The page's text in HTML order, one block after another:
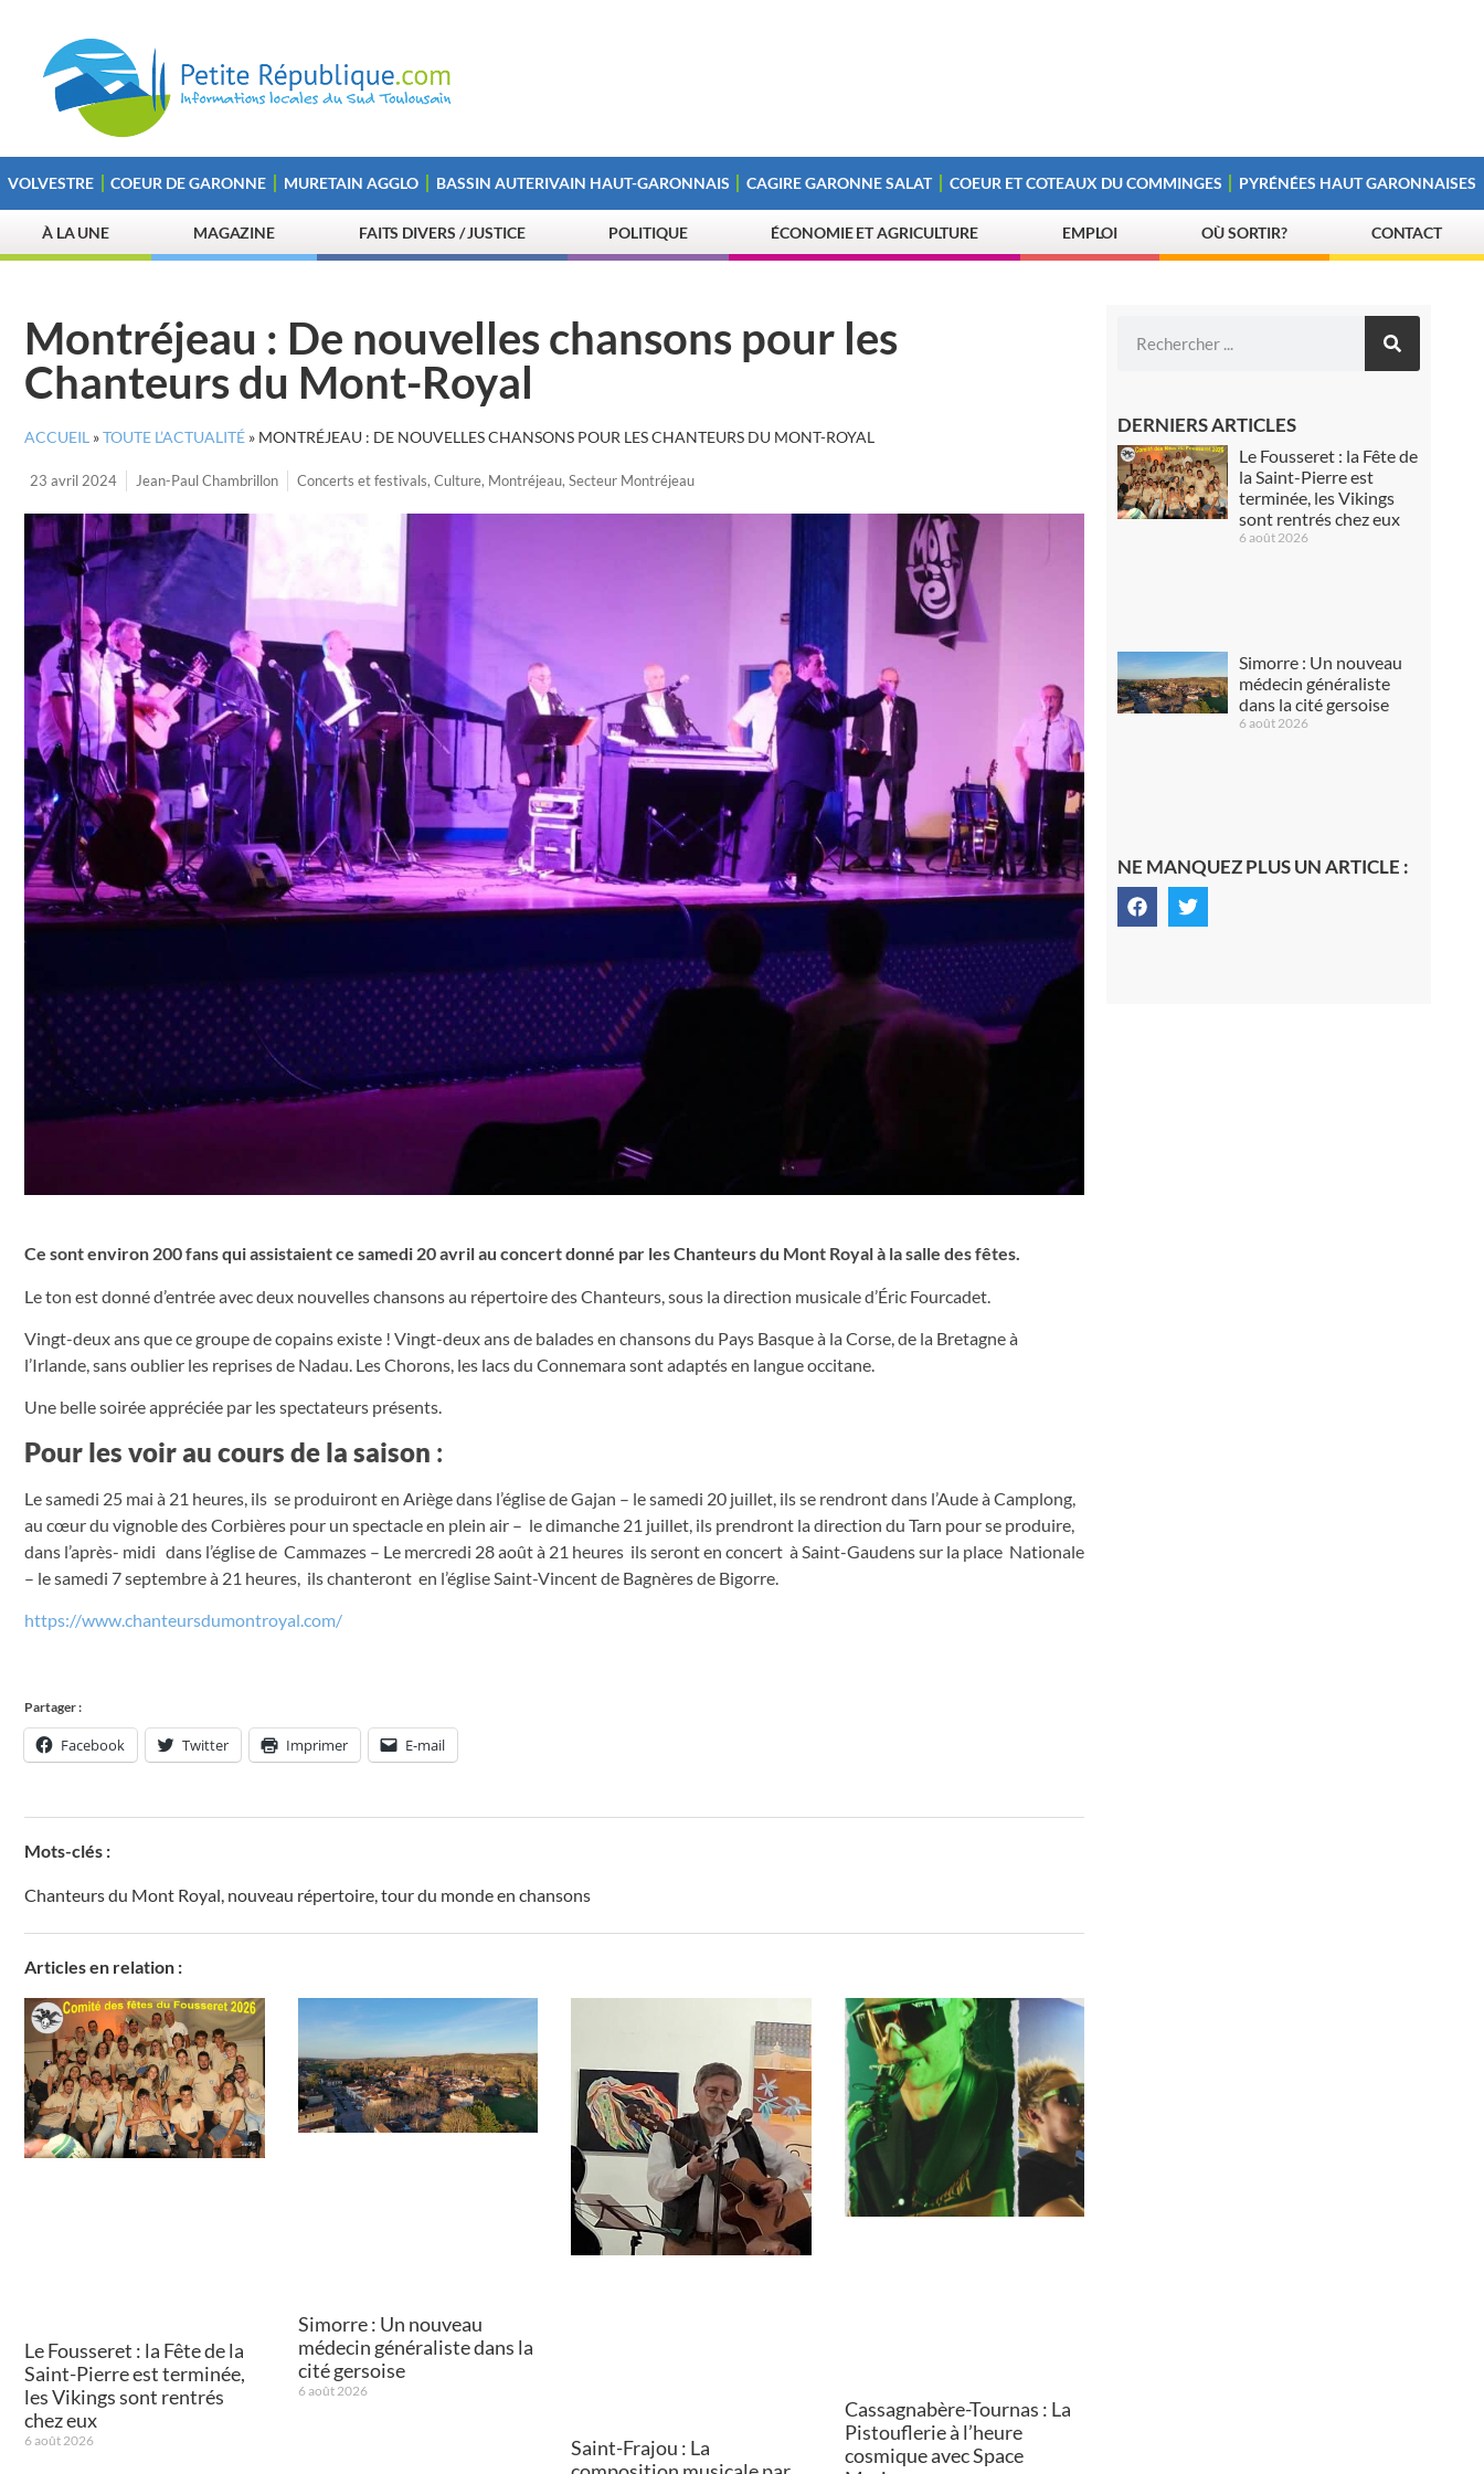
VOLVESTRE COEUR DE GARONNE MURETAIN AGGLO BASSIN AUTERIVAIN HAUT-GARONNAIS CAGIRE GARONNE SALAT COEUR ET COTEAUX DU COMMINGES PYRÉNÉES HAUT GARONNAISES
À LA UNE MAGAZINE FAITS DIVERS / JUSTICE POLITIQUE ÉCONOMIE ET AGRICULTURE EMPLOI OÙ SORTIR? CONTACT
Montréjeau : De nouvelles chansons pour les
Chanteurs du Mont-Royal
ACCUEIL »TOUTE L’ACTUALITÉ » MONTRÉJEAU : DE NOUVELLES CHANSONS POUR LES CHANTEURS DU MONT-ROYAL
23 avril 2024 Jean-Paul Chambrillon Concerts et festivals, Culture, Montréjeau, Secteur Montréjeau
Ce sont environ 200 fans qui assistaient ce samedi 20 avril au concert donné par les Chanteurs du Mont Royal à la salle des fêtes.
Le ton est donné d’entrée avec deux nouvelles chansons au répertoire des Chanteurs, sous la direction musicale d’Éric Fourcadet.
Vingt-deux ans que ce groupe de copains existe ! Vingt-deux ans de balades en chansons du Pays Basque à la Corse, de la Bretagne à
l’Irlande, sans oublier les reprises de Nadau. Les Chorons, les lacs du Connemara sont adaptés en langue occitane.
Une belle soirée appréciée par les spectateurs présents.
Pour les voir au cours de la saison :
Le samedi 25 mai à 21 heures, ils se produiront en Ariège dans l’église de Gajan – le samedi 20 juillet, ils se rendront dans l’Aude à Camplong,
au cœur du vignoble des Corbières pour un spectacle en plein air – le dimanche 21 juillet, ils prendront la direction du Tarn pour se produire,
dans l’après- midi dans l’église de Cammazes – Le mercredi 28 août à 21 heures ils seront en concert à Saint-Gaudens sur la place Nationale
– le samedi 7 septembre à 21 heures, ils chanteront en l’église Saint-Vincent de Bagnères de Bigorre.
https://www.chanteursdumontroyal.com/
Partager :
Facebook Twitter Imprimer E-mail
Mots-clés :
Chanteurs du Mont Royal, nouveau répertoire,tour du monde en chansons
Articles en relation :
Le Fousseret : la Fête de la
Saint-Pierre est terminée,
les Vikings sont rentrés
chez eux
6 août 2026
Simorre : Un nouveau
médecin généraliste dans la
cité gersoise
6 août 2026
Saint-Frajou : La
Cassagnabère-Tournas : La
Pistouflerie à l’heure
cosmique avec Space
DERNIERS ARTICLES
Le Fousseret : la Fête de
la Saint-Pierre est
terminée, les Vikings
sont rentrés chez eux
6 août 2026
Simorre : Un nouveau
médecin généraliste
dans la cité gersoise
6 août 2026
NE MANQUEZ PLUS UN ARTICLE :